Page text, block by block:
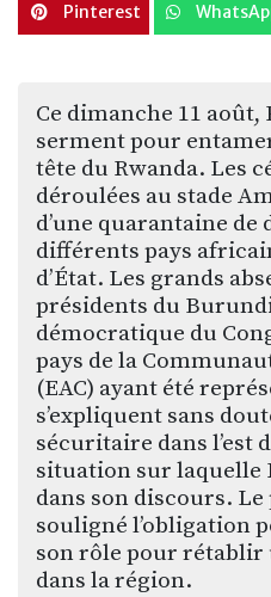
Pinterest
Ce dimanche 11 août,
serment pour
tête du Rwanda. Les
déroulées au stade
d’une quarantaine de
différents pays
d’État. Les grands
présidents du
démocratique du
pays de la
(EAC) ayant été
s’expliquent sans
sécuritaire dans l’est
situation sur laquelle
dans son discours.
souligné l’obligation
son rôle pour rétablir
dans la région.